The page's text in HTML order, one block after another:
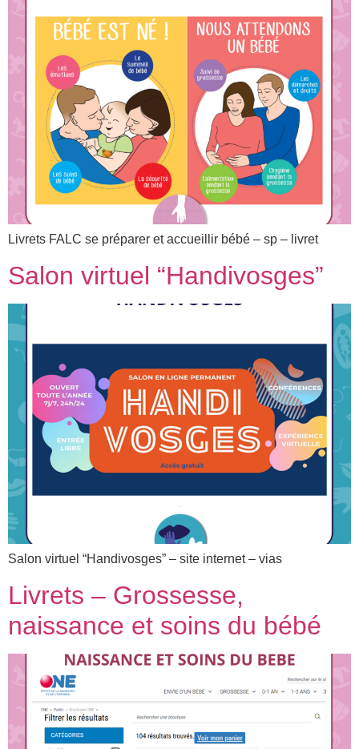
Livrets FALC se préparer et accueillir bébé – sp – livret
Salon virtuel “Handivosges”
Salon virtuel “Handivosges” – site internet – vias
Livrets – Grossesse,
naissance et soins du bébé